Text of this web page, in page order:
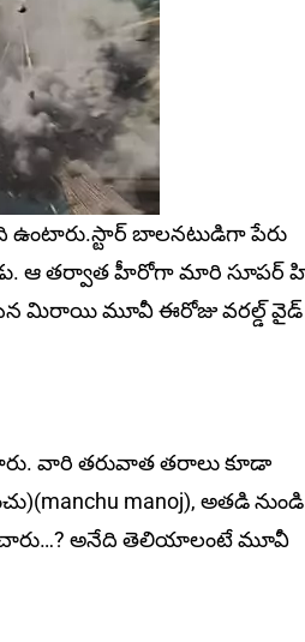
ఉంటారు.స్టార్ బాలనటుడిగా పేరు
ఆ తర్వాత హీరోగా మారి సూపర్
మిరాయి మూవీ ఈరోజు వరల్డ్
వారి తరువాత తరాలు కూడా
manoj), అతడి నుండి
అనేది తెలియాలంటే మూవీ